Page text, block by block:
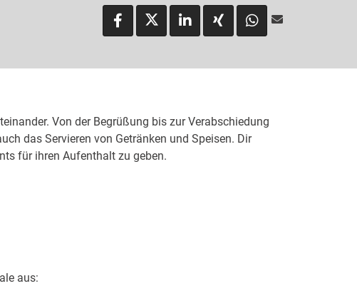
Von der Begrüßung bis zur Verabschiedung
das Servieren von Getränken und Speisen. Dir
für ihren Aufenthalt zu geben.
aus: